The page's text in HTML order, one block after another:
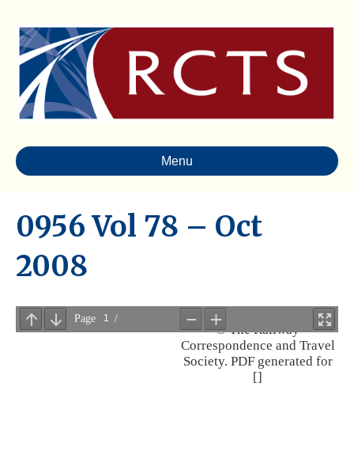
Menu
0956 Vol 78 – Oct
2008